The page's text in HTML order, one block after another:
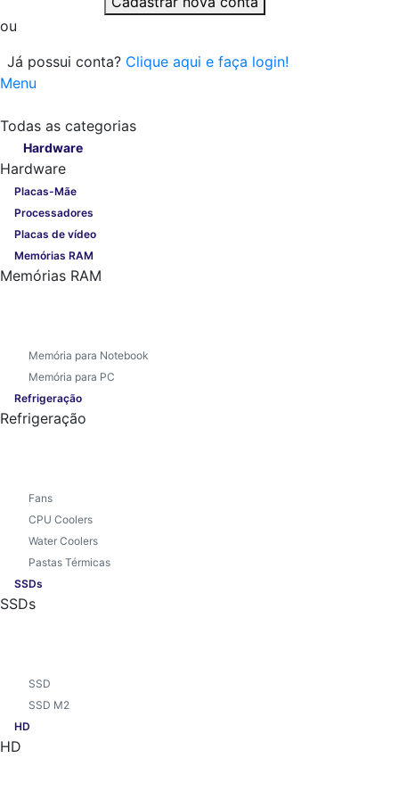
ou
Já possui conta? Clique aqui e faça login!
Menu
Todas as categorias
Hardware
Hardware
Placas-Mãe
Processadores
Placas de vídeo
Memórias RAM
Memórias RAM
Memória para Notebook
Memória para PC
Refrigeração
Refrigeração
Fans
CPU Coolers
Water Coolers
Pastas Térmicas
SSDs
SSDs
SSD
SSD M2
HD
HD